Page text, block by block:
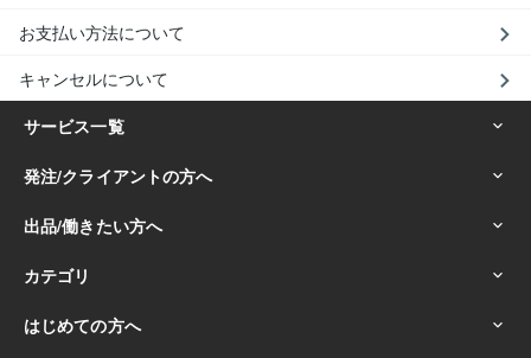
お支払い方法について
キャンセルについて